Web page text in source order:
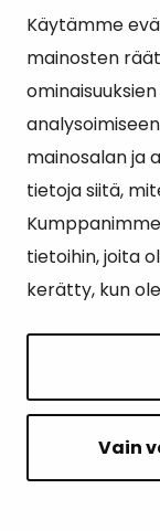
Käytämme
mainosten
mainosalan ja
tietoja siitä,
tietoihin, joita
kerätty, kun
Vain
Esityslistat,
kuulutukset
Tietoa ja
Asiointipiste
Sähköinen
Yhteydenotto
Tilavaraus
Ruokalistat